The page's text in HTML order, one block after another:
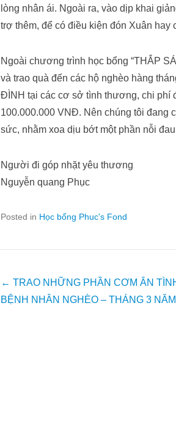
lòng nhân ái. Ngoài ra, vào dịp khai
trợ thêm, để có điều kiện đón Xuân hay
Ngoài chương trình học bổng “THẮP
và trao quà đến các hộ nghèo hàng
ĐÌNH tại các cơ sở tình thương, chi phí
100.000.000 VNĐ. Nên chúng tôi đang
sức, nhằm xoa dịu bớt một phần nỗi
Người đi góp nhặt yêu thương
Nguyễn quang Phục
Posted in Học bổng Phuc's Fond
Post
navigation
← TRAO NHỮNG PHẦN CƠM ÂN
BỆNH NHÂN NGHÈO – THÁNG 3